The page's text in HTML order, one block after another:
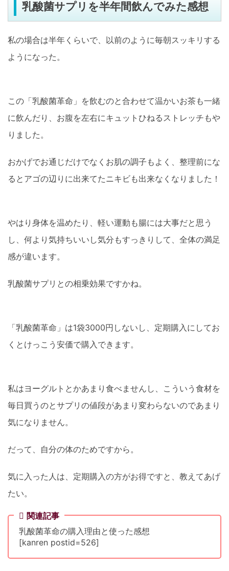
乳酸菌サプリを半年間飲んでみた感想
私の場合は半年くらいで、以前のように毎朝スッキリする
ようになった。
この「乳酸菌革命」を飲むのと合わせて温かいお茶も一緒
に飲んだり、お腹を左右にキュットひねるストレッチもや
りました。
おかげでお通じだけでなくお肌の調子もよく、整理前にな
るとアゴの辺りに出来てたニキビも出来なくなりました！
やはり身体を温めたり、軽い運動も腸には大事だと思う
し、何より気持ちいいし気分もすっきりして、全体の満足
感が違います。
乳酸菌サプリとの相乗効果ですかね。
「乳酸菌革命」は1袋3000円しないし、定期購入にしてお
くとけっこう安価で購入できます。
私はヨーグルトとかあまり食べませんし、こういう食材を
毎日買うのとサプリの値段があまり変わらないのであまり
気になりません。
だって、自分の体のためですから。
気に入った人は、定期購入の方がお得ですと、教えてあげ
たい。
関連記事
乳酸菌革命の購入理由と使った感想
[kanren postid=526]